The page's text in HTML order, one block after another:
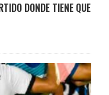
DONDE TIENE QUE